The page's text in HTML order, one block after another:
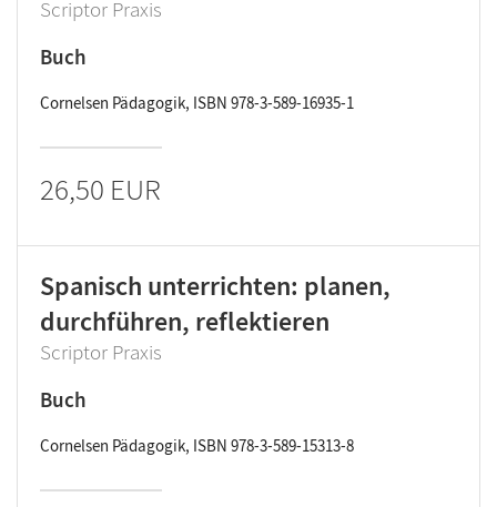
Scriptor Praxis
Buch
Cornelsen Pädagogik, ISBN 978-3-589-16935-1
26,50 EUR
Spanisch unterrichten: planen,
durchführen, reflektieren
Scriptor Praxis
Buch
Cornelsen Pädagogik, ISBN 978-3-589-15313-8